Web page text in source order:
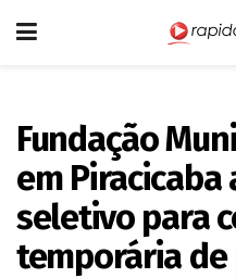
Fundação
em Piracicaba
seletivo para
temporária